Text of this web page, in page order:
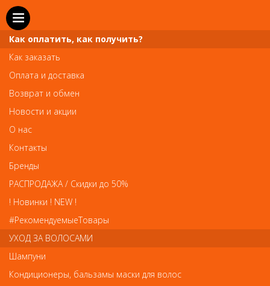
SEO
Как оплатить, как получить?
Как заказать
Оплата и доставка
Возврат и обмен
Новости и акции
О нас
Контакты
Бренды
РАСПРОДАЖА / Скидки до 50%
! Новинки ! NEW !
#РекомендуемыеТовары
УХОД ЗА ВОЛОСАМИ
Шампуни
Кондиционеры, бальзамы маски для волос